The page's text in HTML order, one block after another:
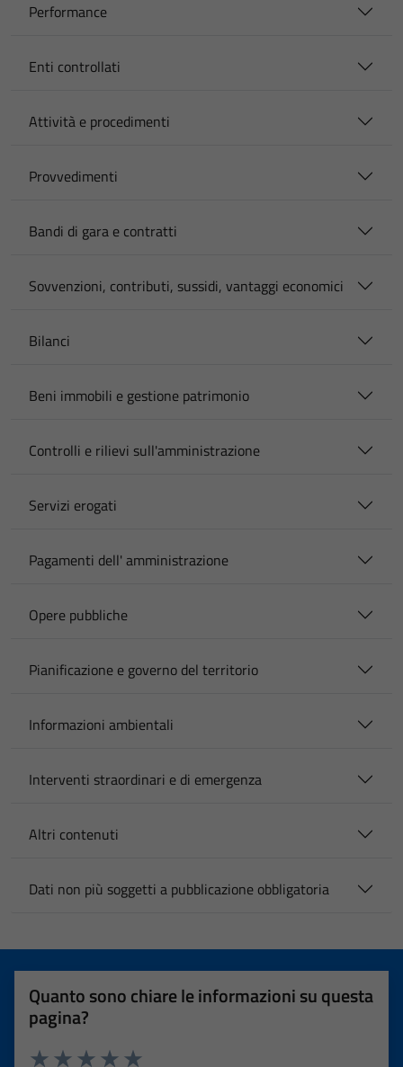
Performance
Enti controllati
Attività e procedimenti
Provvedimenti
Bandi di gara e contratti
Sovvenzioni, contributi, sussidi, vantaggi economici
Bilanci
Beni immobili e gestione patrimonio
Controlli e rilievi sull'amministrazione
Servizi erogati
Pagamenti dell' amministrazione
Opere pubbliche
Pianificazione e governo del territorio
Informazioni ambientali
Interventi straordinari e di emergenza
Altri contenuti
Dati non più soggetti a pubblicazione obbligatoria
Quanto sono chiare le informazioni su questa
pagina?